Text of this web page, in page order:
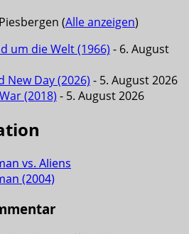
(Alle anzeigen)
um die Welt (1966) - 6. August
New Day (2026) - 5. August 2026
(2018) - 5. August 2026
vs. Aliens
(2004)